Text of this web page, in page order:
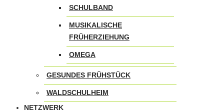
SCHULBAND
MUSIKALISCHE
FRÜHERZIEHUNG
OMEGA
GESUNDES FRÜHSTÜCK
WALDSCHULHEIM
NETZWERK